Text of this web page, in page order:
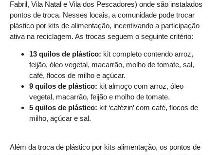
Fabril, Vila Natal e Vila dos Pescadores) onde são instalados
pontos de troca. Nesses locais, a comunidade pode trocar
plástico por kits de alimentação, incentivando a participação
ativa na reciclagem. As trocas seguem o seguinte critério:
13 quilos de plástico: kit completo contendo arroz,
feijão, óleo vegetal, macarrão, molho de tomate, sal,
café, flocos de milho e açúcar.
9 quilos de plástico: kit almoço com arroz, óleo
vegetal, macarrão, feijão e molho de tomate.
5 quilos de plástico: kit ‘cafézin’ com café, flocos de
milho, açúcar e sal.
Além da troca de plástico por kits alimentação, os pontos de